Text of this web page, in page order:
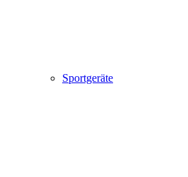
Sportgeräte